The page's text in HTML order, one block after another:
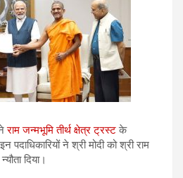
नेराम जन्मभूमि तीर्थ क्षेत्र ट्रस्टके
पदाधिकारियों ने श्री मोदी को श्री राम
दिया।